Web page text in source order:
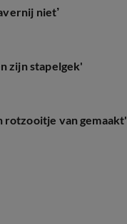
niet’
zijn stapelgek'
rotzooitje van gemaakt'